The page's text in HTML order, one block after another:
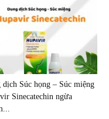
dịch Súc họng – Súc miệng
Sinecatechin ngừa